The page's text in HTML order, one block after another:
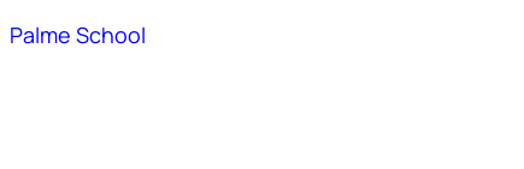
Palme School